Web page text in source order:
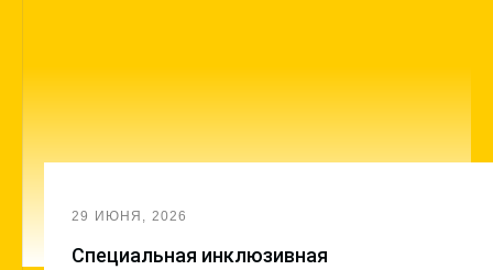
29 ИЮНЯ, 2026
Cпециальная инклюзивная